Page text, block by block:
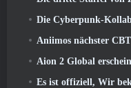
Die Cyberpunk-Kollaboration von Wuthering
Aniimos nächster CBT steht vor
Aion 2 Global erscheint
Es ist offiziell, Wir